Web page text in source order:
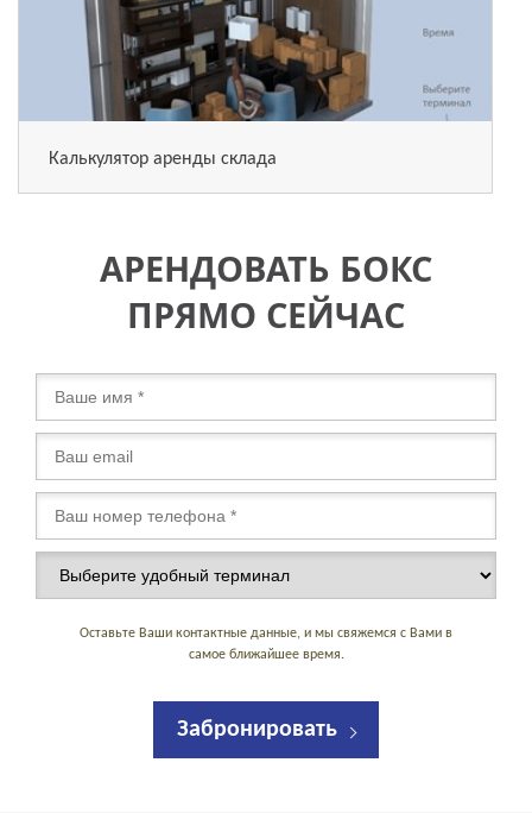
Калькулятор аренды склада
АРЕНДОВАТЬ БОКС
ПРЯМО СЕЙЧАС
Оставьте Ваши контактные данные, и мы свяжемся с Вами в
самое ближайшее время.
Забронировать